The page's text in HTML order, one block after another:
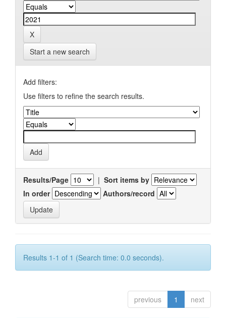
Start a new search
Add filters:
Use filters to refine the search results.
Results/Page | Sort items by
In order
Authors/record
Results 1-1 of 1 (Search time: 0.0 seconds).
previous 1 next